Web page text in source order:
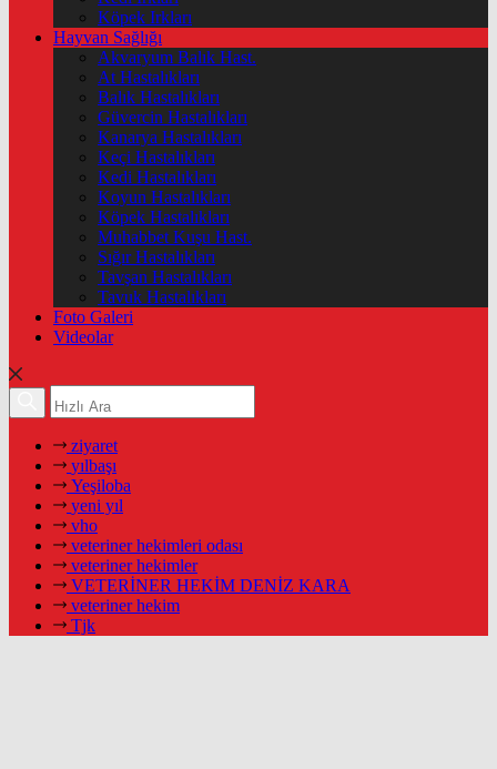
Köpek Irkları
Hayvan Sağlığı
Akvaryum Balık Hast.
At Hastalıkları
Balık Hastalıkları
Güvercin Hastalıkları
Kanarya Hastalıkları
Keçi Hastalıkları
Kedi Hastalıkları
Koyun Hastalıkları
Köpek Hastalıkları
Muhabbet Kuşu Hast.
Sığır Hastalıkları
Tavşan Hastalıkları
Tavuk Hastalıkları
Foto Galeri
Videolar
ziyaret
yılbaşı
Yeşiloba
yeni yıl
vho
veteriner hekimleri odası
veteriner hekimler
VETERİNER HEKİM DENİZ KARA
veteriner hekim
Tjk